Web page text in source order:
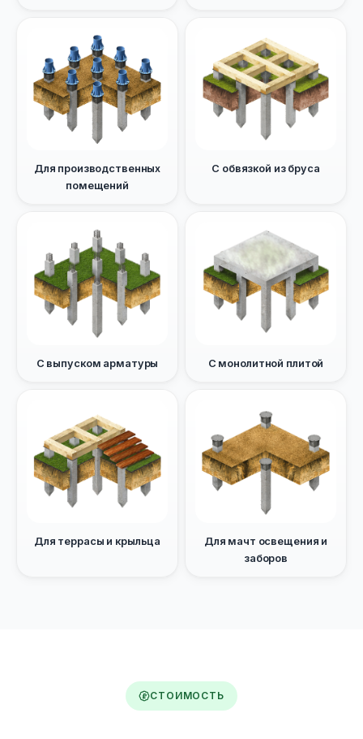
Для производственных
помещений
С обвязкой из бруса
С выпуском арматуры С монолитной плитой
Для террасы и крыльца
Для мачт освещения и
заборов
СТОИМОСТЬ